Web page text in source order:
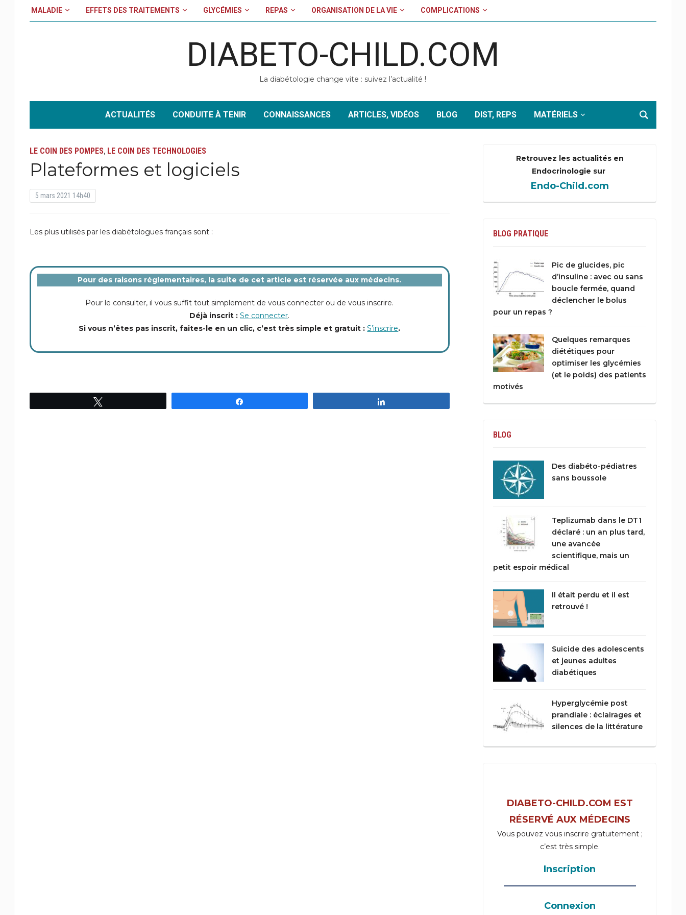
MALADIE EFFETS DES TRAITEMENTS GLYCÉMIES REPAS ORGANISATION DE LA VIE COMPLICATIONS
DIABETO-CHILD.COM
La diabétologie change vite : suivez l’actualité !
ACTUALITÉS CONDUITE À TENIR CONNAISSANCES ARTICLES, VIDÉOS BLOG DIST, REPS MATÉRIELS
LE COIN DES POMPES, LE COIN DES TECHNOLOGIES
Plateformes et logiciels
5 mars 2021 14h40
Les plus utilisés par les diabétologues français sont :
Pour des raisons réglementaires, la suite de cet article est réservée aux médecins.
Pour le consulter, il vous suffit tout simplement de vous connecter ou de vous inscrire.
Déjà inscrit :Se connecter.
Si vous n’êtes pas inscrit, faites-le en un clic, c’est très simple et gratuit :S’inscrire.
Retrouvez les actualités en
Endocrinologie sur
Endo-Child.com
BLOG PRATIQUE
Pic de glucides, pic
d’insuline : avec ou sans
boucle fermée, quand
déclencher le bolus
pour un repas ?
Quelques remarques
diététiques pour
optimiser les glycémies
(et le poids) des patients
motivés
BLOG
Des diabéto-pédiatres
sans boussole
Teplizumab dans le DT1
déclaré : un an plus tard,
une avancée
scientifique, mais un
petit espoir médical
Il était perdu et il est
retrouvé !
Suicide des adolescents
et jeunes adultes
diabétiques
Hyperglycémie post
prandiale : éclairages et
silences de la littérature
DIABETO-CHILD.COM EST
RÉSERVÉ AUX MÉDECINS
Vous pouvez vous inscrire gratuitement ;
c’est très simple.
Inscription
_____________________________________
Connexion